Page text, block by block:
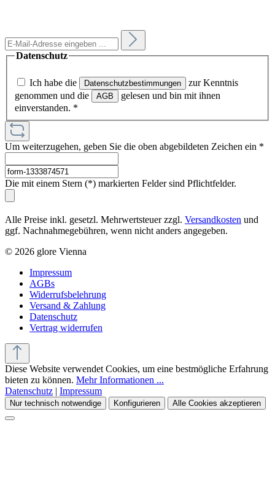
Datenschutz
Ich habe die Datenschutzbestimmungen
zur Kenntnis
genommen und die
AGB
gelesen und bin mit ihnen
einverstanden. *
Um weiterzugehen, geben Sie die oben abgebildeten Zeichen ein *
Die mit einem Stern (*) markierten Felder sind Pflichtfelder.
Alle Preise inkl. gesetzl. Mehrwertsteuer zzgl. Versandkosten und
ggf. Nachnahmegebühren, wenn nicht anders angegeben.
© 2026 glore Vienna
Impressum
AGBs
Widerrufsbelehrung
Versand & Zahlung
Datenschutz
Vertrag widerrufen
Diese Website verwendet Cookies, um eine bestmögliche Erfahrung
bieten zu können. Mehr Informationen ...
Datenschutz | Impressum
Nur technisch notwendige Konfigurieren Alle Cookies akzeptieren